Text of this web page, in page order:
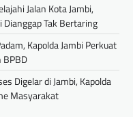
Jalan Kota Jambi,
Tak Bertaring
Kapolda Jambi Perkuat
BPBD
Digelar di Jambi, Kapolda
Masyarakat